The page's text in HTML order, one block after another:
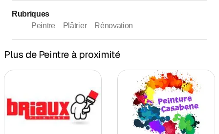
Rubriques
Peintre
Plâtrier Rénovation
Plus de Peintre à proximité